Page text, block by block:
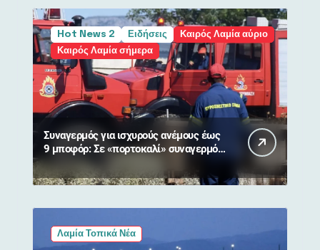
Hot News 2 Ειδήσεις
Καιρός Λαμία αύριο
Καιρός Λαμία σήμερα
Συναγερμός για ισχυρούς ανέμους έως
9 μποφόρ: Σε «πορτοκαλί» συναγερμό
η Στερεά Ελλάδα
Λαμία Τοπικά Νέα